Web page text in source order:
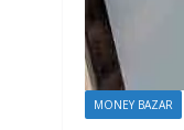
MONEY BAZAR